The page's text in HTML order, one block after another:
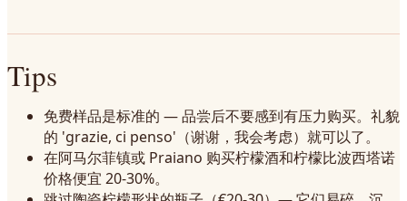
Tips
免费样品是标准的 — 品尝后不要感到有压力购买。礼貌
的 'grazie, ci penso'（谢谢，我会考虑）就可以了。
在阿马尔菲镇或 Praiano 购买柠檬酒和柠檬比波西塔诺
价格便宜 20-30%。